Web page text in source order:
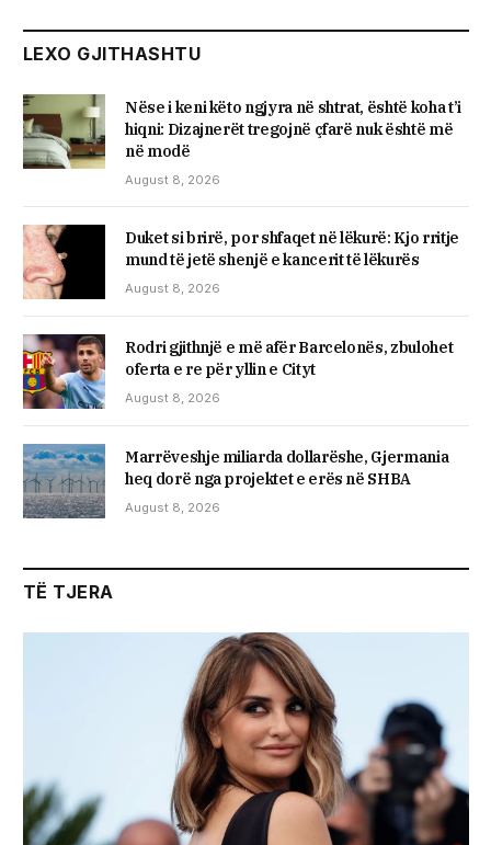
LEXO GJITHASHTU
Nëse i keni këto ngjyra në shtrat, është koha t’i
hiqni: Dizajnerët tregojnë çfarë nuk është më
në modë
August 8, 2026
Duket si brirë, por shfaqet në lëkurë: Kjo rritje
mund të jetë shenjë e kancerit të lëkurës
August 8, 2026
Rodri gjithnjë e më afër Barcelonës, zbulohet
oferta e re për yllin e Cityt
August 8, 2026
Marrëveshje miliarda dollarëshe, Gjermania
heq dorë nga projektet e erës në SHBA
August 8, 2026
TË TJERA